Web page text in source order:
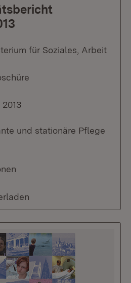
für Soziales, Arbeit
und stationäre Pflege